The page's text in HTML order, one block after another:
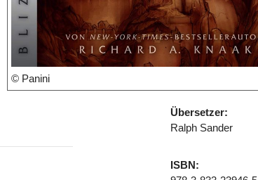
© Panini
Übersetzer:
Ralph Sander
ISBN: